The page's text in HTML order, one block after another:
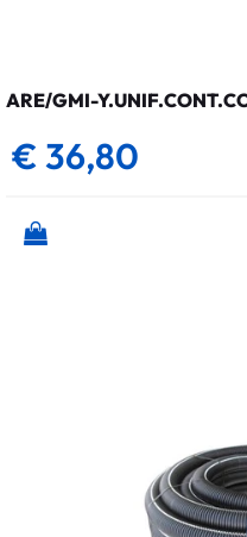
ARE/GMI-
€ 36,80
Quantità